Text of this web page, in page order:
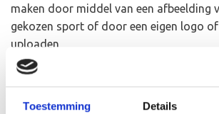
Toestemming Details
maken door middel van een afbeelding
gekozen sport of door een eigen logo
uploaden
GERELATEERDE PRODUCTEN